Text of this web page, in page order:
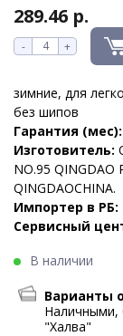
289.46 р.
- +
зимние, для
без шипов
Гарантия (мес):
Изготовитель:
NO.95 QINGDAO
QINGDAOCHINA.
Импортер в РБ:
Сервисный
В наличии
Варианты
Наличными,
"Халва"